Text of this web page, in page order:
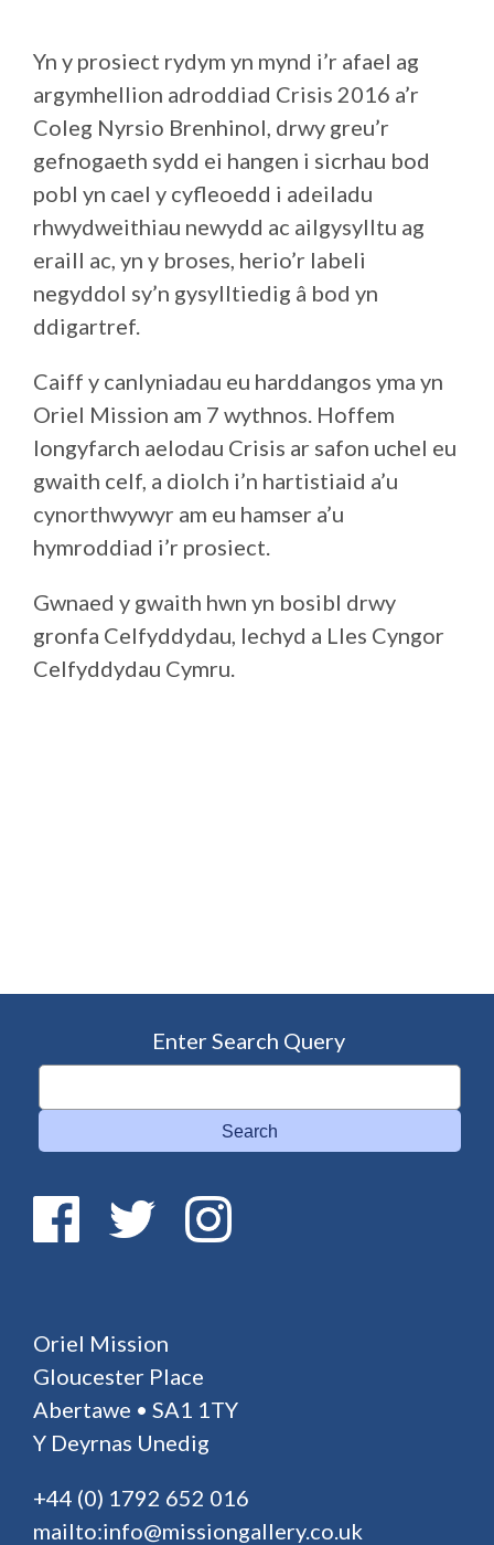
Yn y prosiect rydym yn mynd i’r afael ag
argymhellion adroddiad Crisis 2016 a’r
Coleg Nyrsio Brenhinol, drwy greu’r
gefnogaeth sydd ei hangen i sicrhau bod
pobl yn cael y cyfleoedd i adeiladu
rhwydweithiau newydd ac ailgysylltu ag
eraill ac, yn y broses, herio’r labeli
negyddol sy’n gysylltiedig â bod yn
ddigartref.
Caiff y canlyniadau eu harddangos yma yn
Oriel Mission am 7 wythnos. Hoffem
longyfarch aelodau Crisis ar safon uchel eu
gwaith celf, a diolch i’n hartistiaid a’u
cynorthwywyr am eu hamser a’u
hymroddiad i’r prosiect.
Gwnaed y gwaith hwn yn bosibl drwy
gronfa Celfyddydau, Iechyd a Lles Cyngor
Celfyddydau Cymru.
Enter Search Query
Search
Oriel Mission
Gloucester Place
Abertawe • SA1 1TY
Y Deyrnas Unedig
+44 (0) 1792 652 016
mailto:info@missiongallery.co.uk